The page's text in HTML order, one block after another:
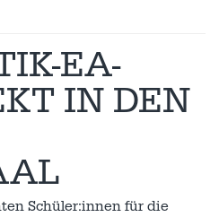
EA-
IN DEN
Schüler:innen für die